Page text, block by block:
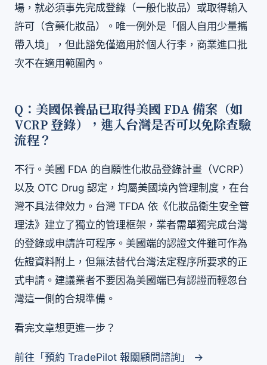
場，就必須事先完成登錄（一般化妝品）或取得輸入
許可（含藥化妝品）。唯一例外是「個人自用少量攜
帶入境」，但此豁免僅適用於個人行李，商業進口批
次不在適用範圍內。
Q：美國保養品已取得美國 FDA 備案（如
VCRP 登錄），進入台灣是否可以免除查驗
流程？
不行。美國 FDA 的自願性化妝品登錄計畫（VCRP）
以及 OTC Drug 認定，均屬美國境內管理制度，在台
灣不具法律效力。台灣 TFDA 依《化妝品衛生安全管
理法》建立了獨立的管理框架，業者需單獨完成台灣
的登錄或申請許可程序。美國端的認證文件雖可作為
佐證資料附上，但無法替代台灣法定程序所要求的正
式申請。建議業者不要因為美國端已有認證而輕忽台
灣這一側的合規準備。
看完文章想更進一步？
前往「預約 TradePilot 報關顧問諮詢」 →